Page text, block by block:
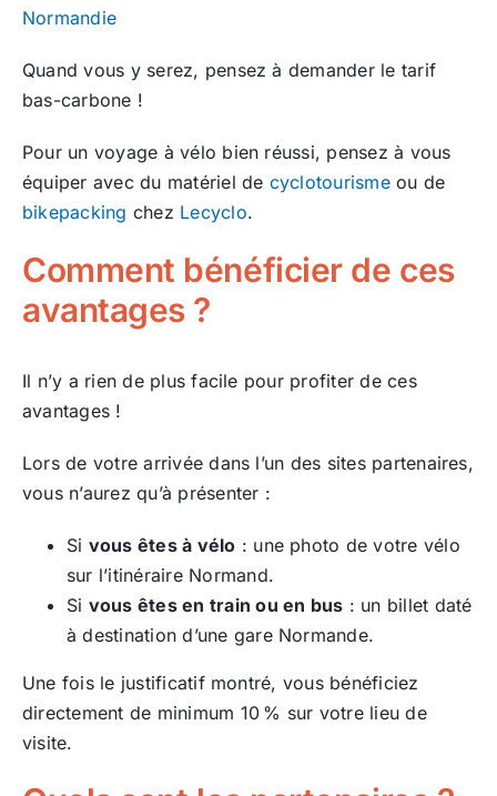
Normandie
Quand vous y serez, pensez à demander le tarif
bas-carbone !
Pour un voyage à vélo bien réussi, pensez à vous
équiper avec du matériel de cyclotourismeou de
bikepacking chez Lecyclo.
Comment bénéficier de ces
avantages ?
Il n’y a rien de plus facile pour profiter de ces
avantages !
Lors de votre arrivée dans l’un des sites partenaires,
vous n’aurez qu’à présenter :
Si vous êtes à vélo : une photo de votre vélo
sur l’itinéraire Normand.
Si vous êtes en train ou en bus : un billet daté
à destination d’une gare Normande.
Une fois le justificatif montré, vous bénéficiez
directement de minimum 10 % sur votre lieu de
visite.